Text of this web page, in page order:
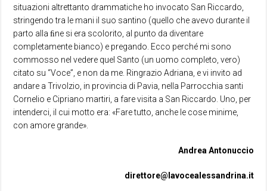
situazioni altrettanto drammatiche ho invocato San Riccardo,
stringendo tra le mani il suo santino (quello che avevo durante il
parto alla ﬁne si era scolorito, al punto da diventare
completamente bianco) e pregando. Ecco perché mi sono
commosso nel vedere quel Santo (un uomo completo, vero)
citato su “Voce”, e non da me. Ringrazio Adriana, e vi invito ad
andare a Trivolzio, in provincia di Pavia, nella Parrocchia santi
Cornelio e Cipriano martiri, a fare visita a San Riccardo. Uno, per
intenderci, il cui motto era: «Fare tutto, anche le cose minime,
con amore grande».
Andrea Antonuccio
direttore@lavocealessandrina.it